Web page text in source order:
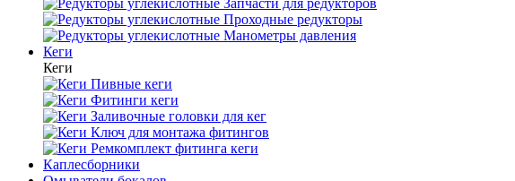
Запчасти для редукторов
Проходные редукторы
Манометры давления
Кеги
Кеги
Пивные кеги
Фитинги кеги
Заливочные головки для кег
Ключ для монтажа фитингов
Ремкомплект фитинга кеги
Каплесборники